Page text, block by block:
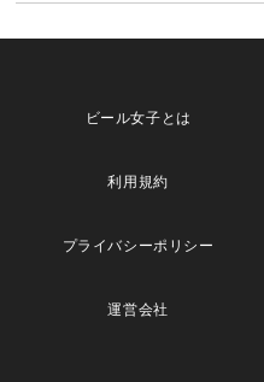
ビール女子とは
利用規約
プライバシーポリシー
運営会社